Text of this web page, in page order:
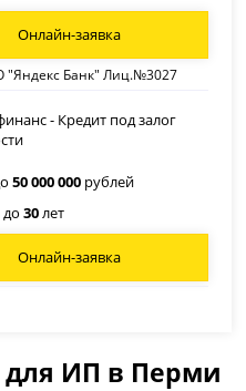
"Яндекс Банк" Лиц.№3027
Онлайн-заявка
- Кредит под залог
50 000 000 рублей
до30лет
Онлайн-заявка
для ИП в Перми